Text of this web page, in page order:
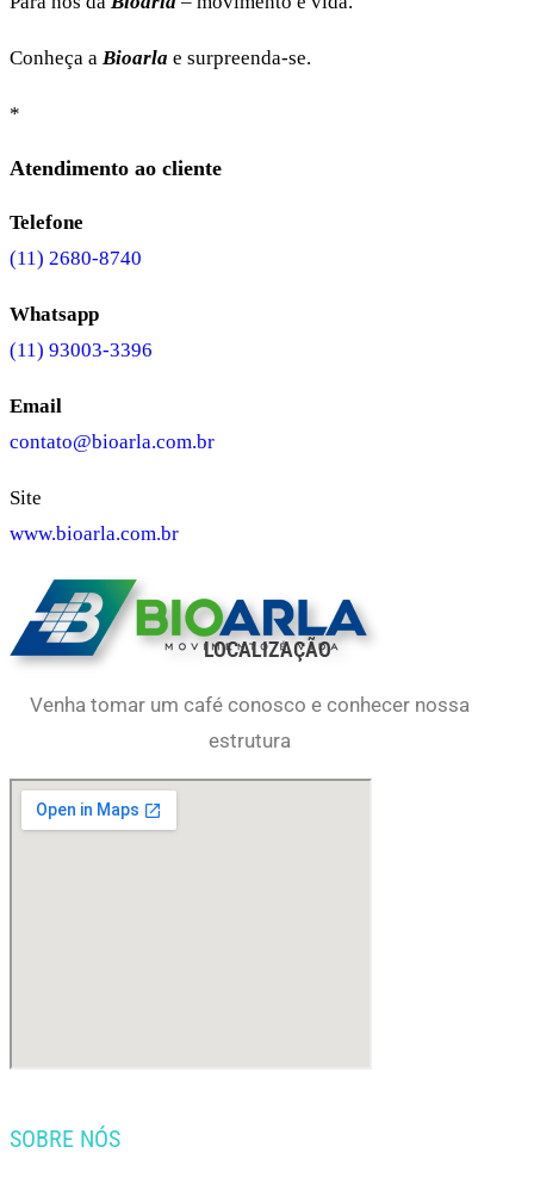
Conheça a Bioarla e surpreenda-se.
*
Atendimento ao cliente
Telefone
(11) 2680-8740
Whatsapp
(11) 93003-3396
Email
contato@bioarla.com.br
Site
www.bioarla.com.br
LOCALIZAÇÃO
Venha tomar um café conosco e conhecer nossa
estrutura
SOBRE NÓS